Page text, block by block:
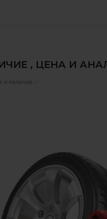
, ЦЕНА И
и наличие ✅